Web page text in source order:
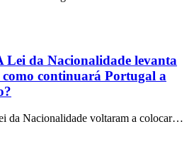
da Nacionalidade levanta
continuará Portugal a
da Nacionalidade voltaram a colocar…